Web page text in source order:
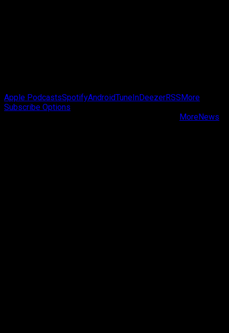
Apple PodcastsSpotifyAndroidTuneInDeezerRSSMore
Subscribe Options
MoreNews